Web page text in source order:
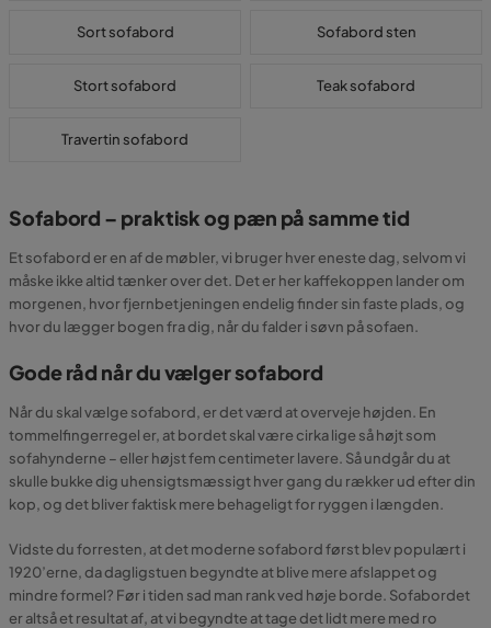
Sort sofabord Sofabord sten
Stort sofabord Teak sofabord
Travertin sofabord
Sofabord – praktisk og pæn på samme tid
Et sofabord er en af de møbler, vi bruger hver eneste dag, selvom vi
måske ikke altid tænker over det. Det er her kaffekoppen lander om
morgenen, hvor fjernbetjeningen endelig finder sin faste plads, og
hvor du lægger bogen fra dig, når du falder i søvn på sofaen.
Gode råd når du vælger sofabord
Når du skal vælge sofabord, er det værd at overveje højden. En
tommelfingerregel er, at bordet skal være cirka lige så højt som
sofahynderne – eller højst fem centimeter lavere. Så undgår du at
skulle bukke dig uhensigtsmæssigt hver gang du rækker ud efter din
kop, og det bliver faktisk mere behageligt for ryggen i længden.
Vidste du forresten, at det moderne sofabord først blev populært i
1920’erne, da dagligstuen begyndte at blive mere afslappet og
mindre formel? Før i tiden sad man rank ved høje borde. Sofabordet
er altså et resultat af, at vi begyndte at tage det lidt mere med ro